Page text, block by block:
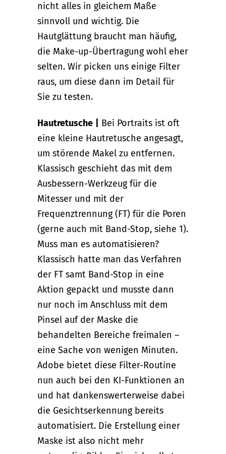
nicht alles in gleichem Maße
sinnvoll und wichtig. Die
Hautglättung braucht man häufig,
die Make-up-Übertragung wohl eher
selten. Wir picken uns einige Filter
raus, um diese dann im Detail für
Sie zu testen.
Hautretusche
Bei Portraits ist oft
eine kleine Hautretusche angesagt,
um störende Makel zu entfernen.
Klassisch geschieht das mit dem
Ausbessern-Werkzeug für die
Mitesser und mit der
Frequenztrennung (FT) für die Poren
(gerne auch mit Band-Stop, siehe 1).
Muss man es automatisieren?
Klassisch hatte man das Verfahren
der FT samt Band-Stop in eine
Aktion gepackt und musste dann
nur noch im Anschluss mit dem
Pinsel auf der Maske die
behandelten Bereiche freimalen –
eine Sache von wenigen Minuten.
Adobe bietet diese Filter-Routine
nun auch bei den KI-Funktionen an
und hat dankenswerterweise dabei
die Gesichtserkennung bereits
automatisiert. Die Erstellung einer
Maske ist also nicht mehr